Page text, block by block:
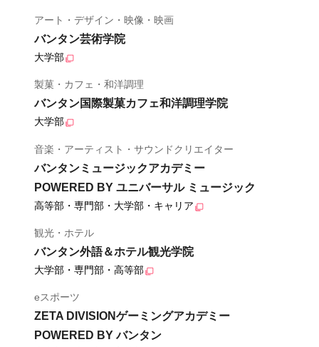
アート・デザイン・映像・映画
バンタン芸術学院
大学部
製菓・カフェ・和洋調理
バンタン国際製菓カフェ和洋調理学院
大学部
音楽・アーティスト・サウンドクリエイター
バンタンミュージックアカデミー
POWERED BY ユニバーサル ミュージック
高等部・専門部・大学部・キャリア
観光・ホテル
バンタン外語＆ホテル観光学院
大学部・専門部・高等部
eスポーツ
ZETA DIVISIONゲーミングアカデミー
POWERED BY バンタン